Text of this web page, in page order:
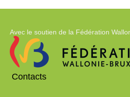
Avec le soutien de la Fédération
Contacts